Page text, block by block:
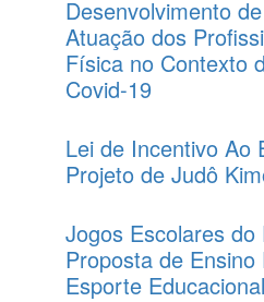
Desenvolvimento
Atuação dos
Física no Contexto
Covid-19
Lei de Incentivo Ao
Projeto de Judô
Jogos Escolares
Proposta de
Esporte Educacional